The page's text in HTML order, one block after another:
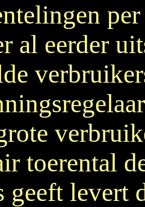
al eerder
toerental
geeft levert